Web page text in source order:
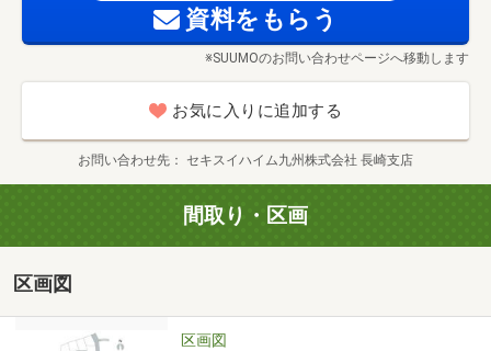
※それぞれ見学された場合でも、3000円分が上限となりま
す。
※ギフト券のプレゼントは一家族につき一回限りとさせて
◇◆◇◆◇◆◇◆◇◆◇◆◇◆◇◆◇◆◇◆◇◆◇◆
資料をもらう
※SUUMOのお問い合わせページへ移動します
お気に入りに追加する
お問い合わせ先 セキスイハイム九州株式会社 長崎支店
間取り・区画
区画図
区画図